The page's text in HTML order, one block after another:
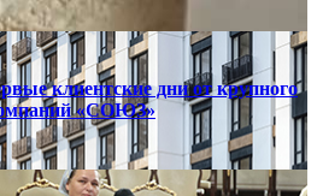
клиентские дни от крупного
«СОЮЗ»